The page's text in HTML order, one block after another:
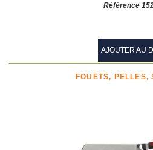
Référence
AJOUTER AU
FOUETS, PELLES,